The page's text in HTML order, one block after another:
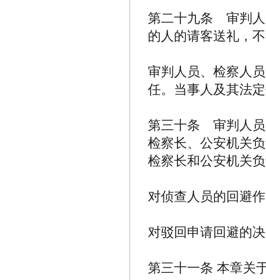
第二十九条 审判人
的人的请客送礼，
审判人员、检察人
任。当事人及其法
第三十条 审判人员
检察长、公安机关
检察长和公安机关
对侦查人员的回避
对驳回申请回避的
第三十一条 本章关